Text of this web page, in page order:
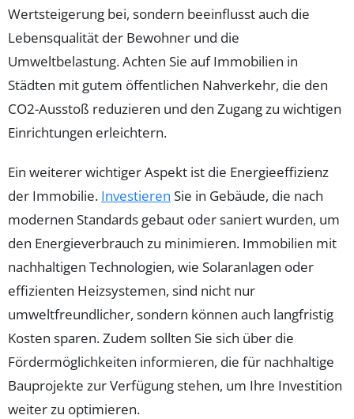
Wertsteigerung bei, sondern beeinflusst auch die
Lebensqualität der Bewohner und die
Umweltbelastung. Achten Sie auf Immobilien in
Städten mit gutem öffentlichen Nahverkehr, die den
CO2-Ausstoß reduzieren und den Zugang zu wichtigen
Einrichtungen erleichtern.
Ein weiterer wichtiger Aspekt ist die Energieeffizienz
der Immobilie. Investieren Sie in Gebäude, die nach
modernen Standards gebaut oder saniert wurden, um
den Energieverbrauch zu minimieren. Immobilien mit
nachhaltigen Technologien, wie Solaranlagen oder
effizienten Heizsystemen, sind nicht nur
umweltfreundlicher, sondern können auch langfristig
Kosten sparen. Zudem sollten Sie sich über die
Fördermöglichkeiten informieren, die für nachhaltige
Bauprojekte zur Verfügung stehen, um Ihre Investition
weiter zu optimieren.